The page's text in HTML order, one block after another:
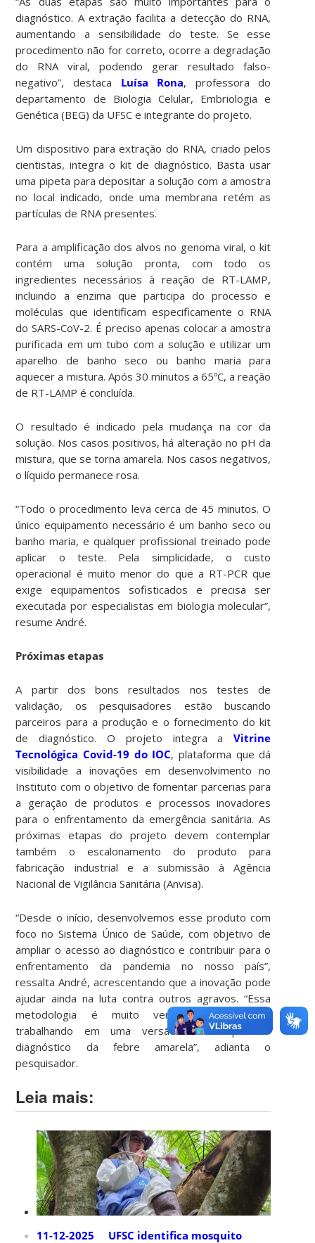
diagnóstico. A extração facilita a detecção do RNA,
aumentando a sensibilidade do teste. Se esse
procedimento não for correto, ocorre a degradação
do RNA viral, podendo gerar resultado falso-
negativo”, destaca Luísa Rona, professora do
departamento de Biologia Celular, Embriologia e
Genética (BEG) da ​UFSC e integrante do projeto.
Um dispositivo para extração do RNA, criado pelos
cientistas, integra o kit de diagnóstico. Basta usar
uma pipeta para depositar a solução com a amostra
no local indicado, onde uma membrana retém as
partículas de RNA presentes.
Para a amplificação dos alvos no genoma viral, o kit
contém uma solução pronta, com todo os
ingredientes necessários à reação de RT-LAMP,
incluindo a enzima que participa do processo e
moléculas que identificam especificamente o RNA
do SARS-CoV-2. É preciso apenas colocar a amostra
purificada em um tubo com a solução e utilizar um
aparelho de banho seco ou banho maria para
aquecer a mistura. Após 30 minutos a 65ºC, a reação
de RT-LAMP é concluída.
O resultado é indicado pela mudança na cor da
solução. Nos casos positivos, há alteração no pH da
mistura, que se torna amarela. Nos casos negativos,
o líquido permanece rosa.
“Todo o procedimento leva cerca de 45 minutos. O
único equipamento necessário é um banho seco ou
banho maria, e qualquer profissional treinado pode
aplicar o teste. Pela simplicidade, o custo
operacional é muito menor do que a RT-PCR que
exige equipamentos sofisticados e precisa ser
executada por especialistas em biologia molecular”,
resume André.
Próximas etapas
A partir dos bons resultados nos testes de
validação, os pesquisadores estão buscando
parceiros para a produção e o fornecimento do kit
de diagnóstico. O projeto integra aVitrine
Tecnológica Covid-19 do IOC, plataforma que dá
visibilidade a inovações em desenvolvimento no
Instituto com o objetivo de fomentar parcerias para
a geração de produtos e processos inovadores
para o enfrentamento da emergência sanitária. As
próximas etapas do projeto devem contemplar
também o escalonamento do produto para
fabricação industrial e a submissão à Agência
Nacional de Vigilância Sanitária (Anvisa).
“Desde o início, desenvolvemos esse produto com
foco no Sistema Único de Saúde, com objetivo de
ampliar o acesso ao diagnóstico e contribuir para o
enfrentamento da pandemia no nosso país”,
ressalta André, acrescentando que a inovação pode
ajudar ainda na luta contra outros agravos. “Essa
metodologia é muito versátil. Já estamos
trabalhando em uma versão do kit para o
diagnóstico da febre amarela”, adianta o
pesquisador.
Leia mais:
11-12-2025 UFSC identifica mosquito